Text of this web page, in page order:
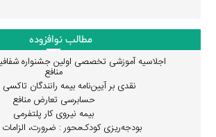
مطالب نوافزوده
اجلاسیه آموزشی تخصصی اولین جشنواره
منافع
نقدی بر آیین‌نامه بیمه رانندگان تاکسی
حسابرسی تعارض منافع
بیمه نیروی کار پلتفرمی
بودجه‌ریزی کودک‌محور : ضرورت، الزامات